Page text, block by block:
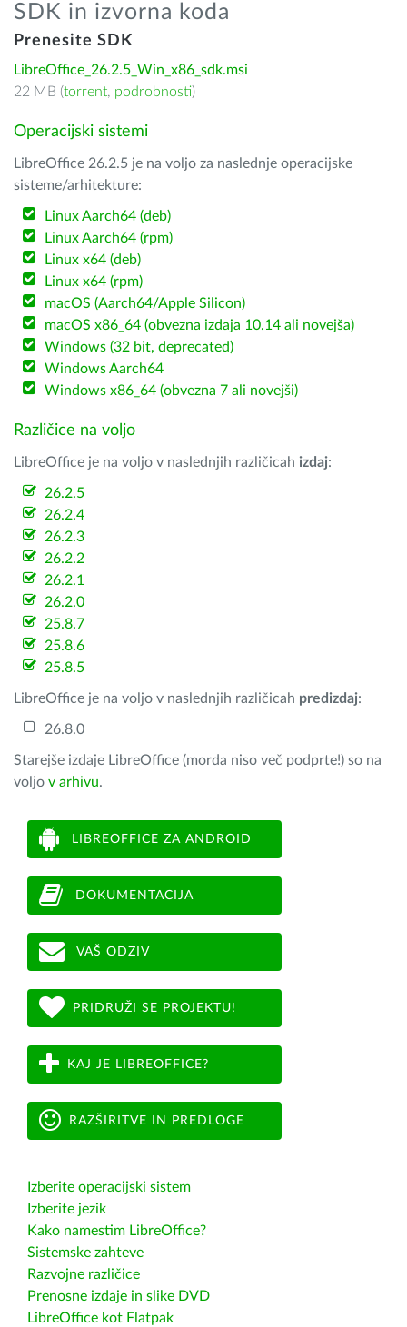
SDK in izvorna koda
Prenesite SDK
LibreOffice_26.2.5_Win_x86_sdk.msi
22 MB (torrent, podrobnosti)
Operacijski sistemi
LibreOffice 26.2.5 je na voljo za naslednje operacijske
sisteme/arhitekture:
Linux Aarch64 (deb)
Linux Aarch64 (rpm)
Linux x64 (deb)
Linux x64 (rpm)
macOS (Aarch64/Apple Silicon)
macOS x86_64 (obvezna izdaja 10.14 ali novejša)
Windows (32 bit, deprecated)
Windows Aarch64
Windows x86_64 (obvezna 7 ali novejši)
Različice na voljo
LibreOffice je na voljo v naslednjih različicah izdaj:
26.2.5
26.2.4
26.2.3
26.2.2
26.2.1
26.2.0
25.8.7
25.8.6
25.8.5
LibreOffice je na voljo v naslednjih različicah predizdaj:
26.8.0
Starejše izdaje LibreOffice (morda niso več podprte!) so na
voljo v arhivu.
LIBREOFFICE ZA ANDROID
DOKUMENTACIJA
VAŠ ODZIV
PRIDRUŽI SE PROJEKTU!
KAJ JE LIBREOFFICE?
RAZŠIRITVE IN PREDLOGE
Izberite operacijski sistem
Izberite jezik
Kako namestim LibreOffice?
Sistemske zahteve
Razvojne različice
Prenosne izdaje in slike DVD
LibreOffice kot Flatpak